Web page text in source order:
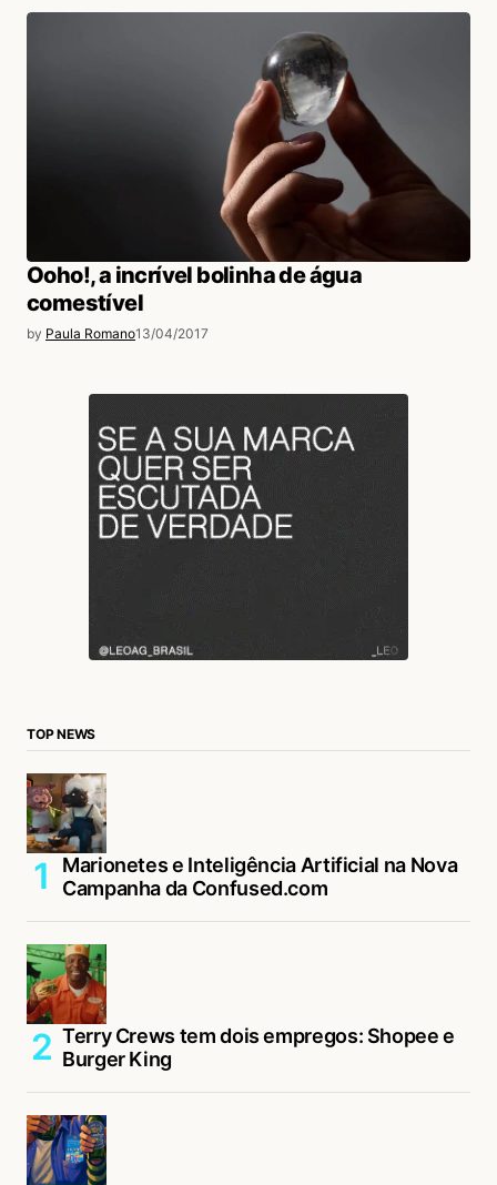
Ooho!, a incrível bolinha de água
comestível
by Paula Romano13/04/2017
TOP NEWS
Marionetes e Inteligência Artificial na Nova
Campanha da Confused.com
Terry Crews tem dois empregos: Shopee e
Burger King